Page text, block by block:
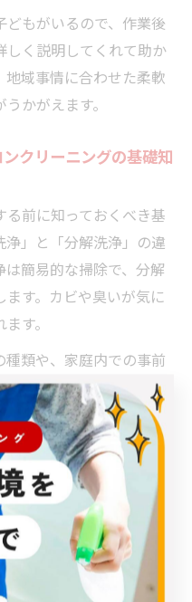
もがいるので、作業後
しく説明してくれて助か
地域事情に合わせた柔軟
かがえます。
クリーニングの基礎知
前に知っておくべき基
」と「分解洗浄」の違
簡易的な掃除で、分解
す。カビや臭いが気に
す。
種類や、家庭内での事前
囲のスペース確保）も重
家具移動を依頼できる場
談しましょう。
殊機種は作業不可の場
事前に伝えることがト
て依頼する方は、事前
している業者を選ぶと